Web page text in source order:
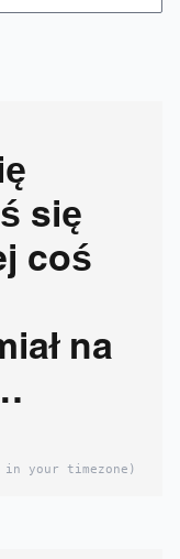
się
coś
na
in your timezone)